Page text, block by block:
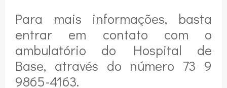
Para mais informações, basta
entrar em contato com o
ambulatório do Hospital de
Base, através do número 73 9
9865-4163.